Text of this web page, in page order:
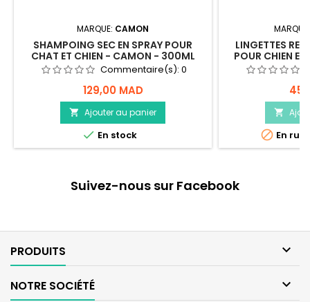
MARQUE: CAMON
SHAMPOING SEC EN SPRAY POUR
CHAT ET CHIEN - CAMON - 300ML
Commentaire(s): 0
129,00 MAD
 Ajouter au panier
 En stock
LINGETTES
POUR CHIEN

 En
Suivez-nous sur Facebook
PRODUITS 
NOTRE SOCIÉTÉ 